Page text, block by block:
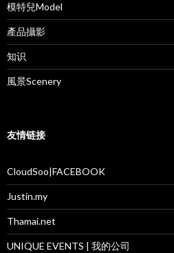
模特兒Model
產品攝影
知识
風景Scenery
友情链接
CloudSoo|FACEBOOK
Justin.my
Thamai.net
UNIQUE EVENTS | 我的公司